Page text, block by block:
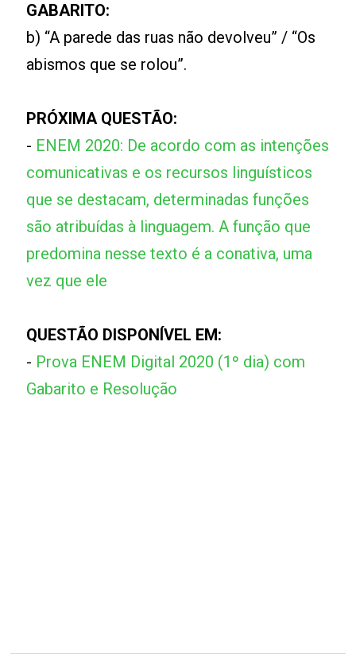
GABARITO:
b) “A parede das ruas não devolveu” / “Os
abismos que se rolou”.
PRÓXIMA QUESTÃO:
- ENEM 2020: De acordo com as intenções
comunicativas e os recursos linguísticos
que se destacam, determinadas funções
são atribuídas à linguagem. A função que
predomina nesse texto é a conativa, uma
vez que ele
QUESTÃO DISPONÍVEL EM:
- Prova ENEM Digital 2020 (1º dia) com
Gabarito e Resolução